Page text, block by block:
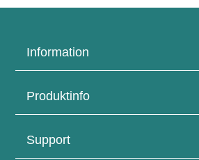
Information
Produktinfo
Support